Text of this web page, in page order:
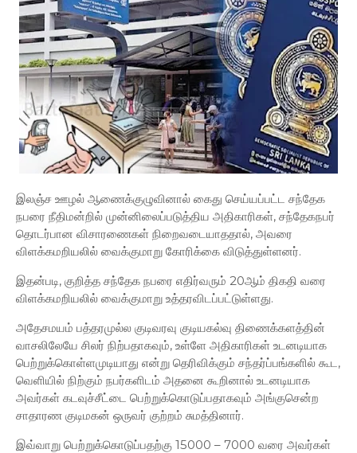
இலஞ்ச ஊழல் ஆணைக்குழுவினால் கைது செய்யப்பட்ட சந்தேக
நபரை நீதிமன்றில் முன்னிலைப்படுத்திய அதிகாரிகள், சந்தேகநபர்
தொடர்பான விசாரணைகள் நிறைவடையாததால், அவரை
விளக்கமறியலில் வைக்குமாறு கோரிக்கை விடுத்துள்ளனர்.
இதன்படி, குறித்த சந்தேக நபரை எதிர்வரும் 20ஆம் திகதி வரை
விளக்கமறியலில் வைக்குமாறு உத்தரவிடப்பட்டுள்ளது.
அதேசமயம் பத்தரமுல்ல குடிவரவு குடியகல்வு திணைக்களத்தின்
வாசலிலேயே சிலர் நிற்பதாகவும், உள்ளே அதிகாரிகள் உடனடியாக
பெற்றுக்கொள்ளமுடியாது என்று தெரிவிக்கும் சந்தர்ப்பங்களில் கூட,
வெளியில் நிற்கும் நபர்களிடம் அதனை கூறினால் உடனடியாக
அவர்கள் கடவுச்சீட்டை பெற்றுக்கொடுப்பதாகவும் அங்குசென்ற
சாதாரண குடிமகன் ஒருவர் குற்றம் சுமத்தினார்.
இவ்வாறு பெற்றுக்கொடுப்பதற்கு 15000 – 7000 வரை அவர்கள்